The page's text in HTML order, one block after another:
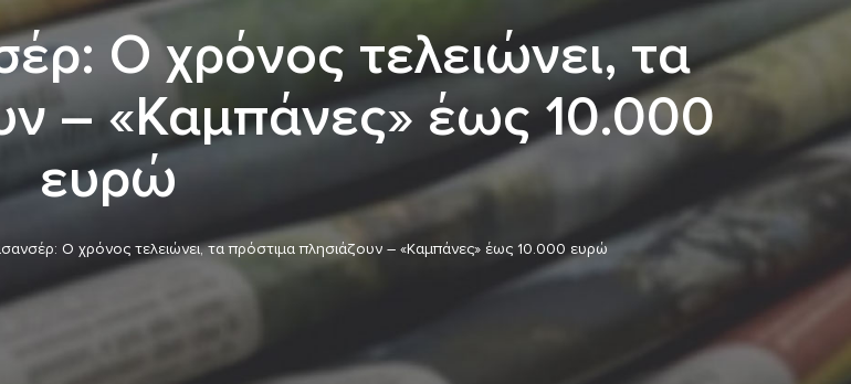
Ο χρόνος τελειώνει, τα
– «Καμπάνες» έως 10.000
ευρώ
Ο χρόνος τελειώνει, τα πρόστιμα πλησιάζουν – «Καμπάνες» έως 10.000 ευρώ